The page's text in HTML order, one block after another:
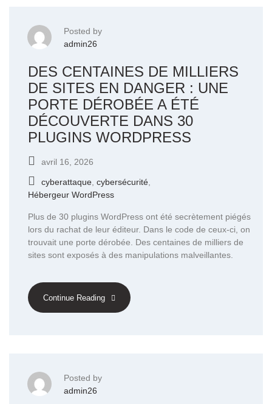
Posted by
admin26
DES CENTAINES DE MILLIERS
DE SITES EN DANGER : UNE
PORTE DÉROBÉE A ÉTÉ
DÉCOUVERTE DANS 30
PLUGINS WORDPRESS
avril 16, 2026
cyberattaque cybersécurité
Hébergeur WordPress
Plus de 30 plugins WordPress ont été secrètement piégés
lors du rachat de leur éditeur. Dans le code de ceux-ci, on
trouvait une porte dérobée. Des centaines de milliers de
sites sont exposés à des manipulations malveillantes.
Continue Reading
Posted by
admin26